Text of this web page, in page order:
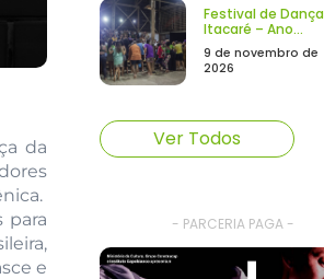
da
para
e
Festival de Dança
Itacaré – Ano...
9 de novembro de
2026
Ver Todos
- PARCERIA PAGA -